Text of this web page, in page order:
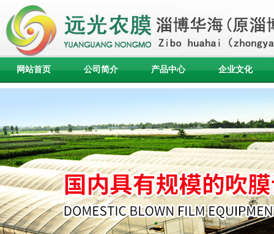
网站首页 公司简介 产品中心 企业文化